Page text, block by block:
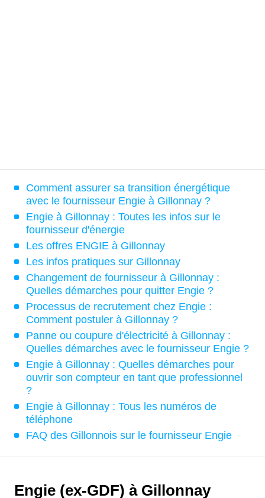
Comment assurer sa transition énergétique
avec le fournisseur Engie à Gillonnay ?
Engie à Gillonnay : Toutes les infos sur le
fournisseur d'énergie
Les offres ENGIE à Gillonnay
Les infos pratiques sur Gillonnay
Changement de fournisseur à Gillonnay :
Quelles démarches pour quitter Engie ?
Processus de recrutement chez Engie :
Comment postuler à Gillonnay ?
Panne ou coupure d'électricité à Gillonnay :
Quelles démarches avec le fournisseur Engie ?
Engie à Gillonnay : Quelles démarches pour
ouvrir son compteur en tant que professionnel
?
Engie à Gillonnay : Tous les numéros de
téléphone
FAQ des Gillonnois sur le fournisseur Engie
Engie (ex-GDF) à Gillonnay